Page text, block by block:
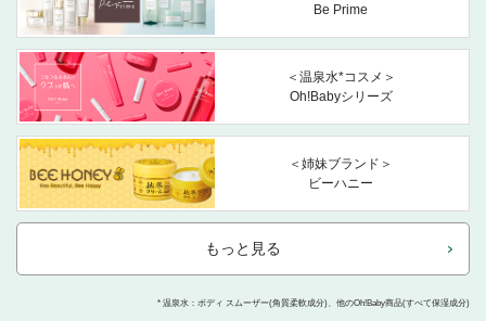
Be Prime
＜温泉水*コスメ＞
Oh!Babyシリーズ
＜姉妹ブランド＞
ビーハニー
もっと見る
* 温泉水：ボディ スムーザー(角質柔軟成分)、他のOh!Baby商品(すべて保湿成分)